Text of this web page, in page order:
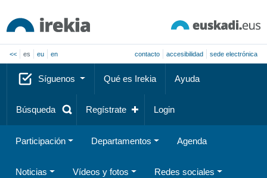
<< es eu en contacto accesibilidad sede electrónica
Síguenos Qué es Irekia Ayuda
Búsqueda Regístrate Login
Participación Departamentos Agenda
Noticias Vídeos y fotos Redes sociales